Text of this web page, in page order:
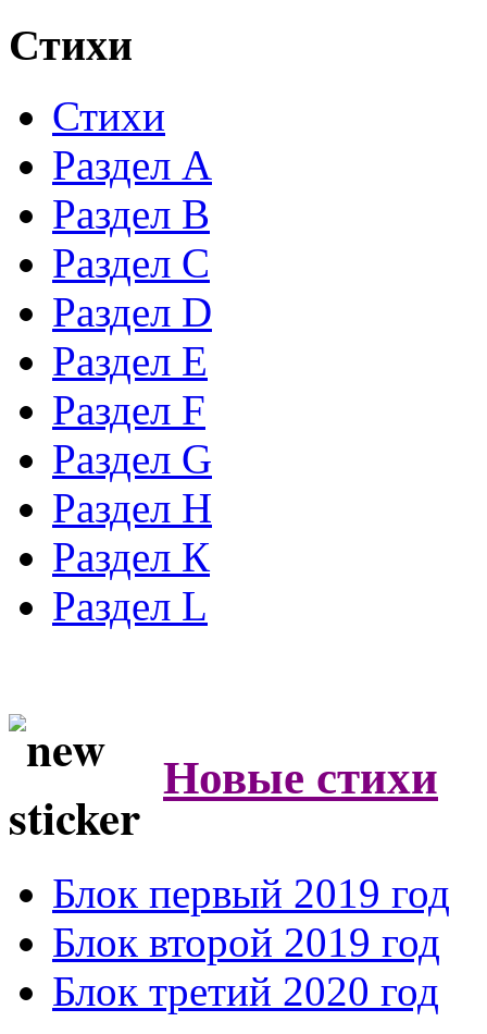
Стихи
Стихи
Раздел А
Раздел B
Раздел С
Раздел D
Раздел Е
Раздел F
Раздел G
Раздел H
Раздел К
Раздел L
Новые стихи
Блок первый 2019 год
Блок второй 2019 год
Блок третий 2020 год